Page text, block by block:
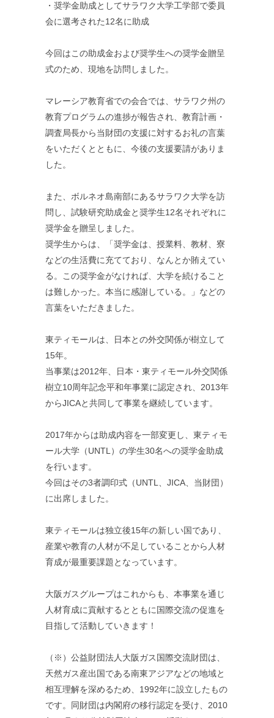
・奨学金助成としてサラワク大学工学部で委員
会に選考された12名に助成
今回はこの助成金および奨学生への奨学金贈呈
式のため、現地を訪問しました。
マレーシア教育省での会合では、サラワク州の
教育プログラムの進捗が報告され、教育計画・
調査局長から当財団の支援に対するお礼の言葉
をいただくとともに、今後の支援要請がありま
した。
また、ボルネオ島南部にあるサラワク大学を訪
問し、試験研究助成金と奨学生12名それぞれに
奨学金を贈呈しました。
奨学生からは、「奨学金は、授業料、教材、寮
などの生活費に充てており、なんとか賄えてい
る。この奨学金がなければ、大学を続けること
は難しかった。本当に感謝している。」などの
言葉をいただきました。
東ティモールは、日本との外交関係が樹立して
15年。
当事業は2012年、日本・東ティモール外交関係
樹立10周年記念平和年事業に認定され、2013年
からJICAと共同して事業を継続しています。
2017年からは助成内容を一部変更し、東ティモ
ール大学（UNTL）の学生30名への奨学金助成
を行います。
今回はその3者調印式（UNTL、JICA、当財団）
に出席しました。
東ティモールは独立後15年の新しい国であり、
産業や教育の人材が不足していることから人材
育成が最重要課題となっています。
大阪ガスグループはこれからも、本事業を通じ
人材育成に貢献するとともに国際交流の促進を
目指して活動していきます！
（※）公益財団法人大阪ガス国際交流財団は、
天然ガス産出国である南東アジアなどの地域と
相互理解を深めるため、1992年に設立したもの
です。同財団は内閣府の移行認定を受け、2010